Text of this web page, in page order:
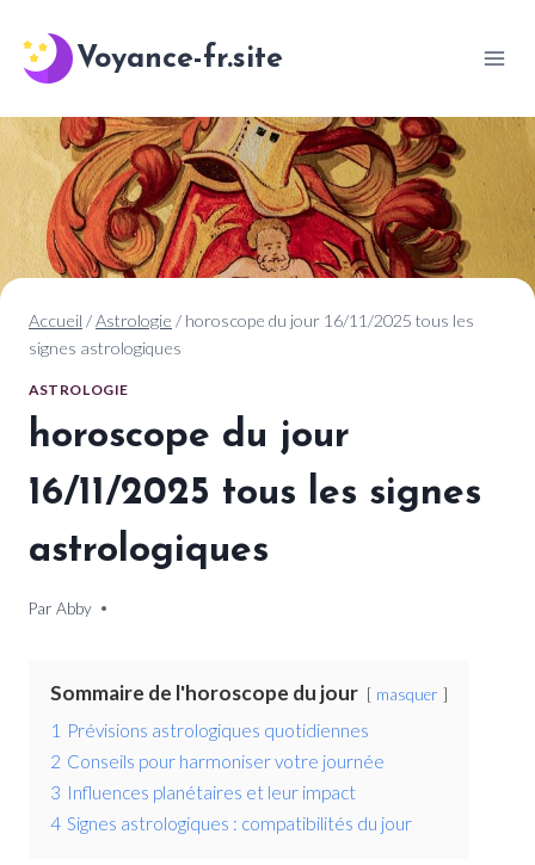
contenu
Voyance-fr.site
Accueil /Astrologie / horoscope du jour 16/11/2025 tous les
signes astrologiques
ASTROLOGIE
horoscope du jour
16/11/2025 tous les signes
astrologiques
Par Abby
16 novembre 2025
Sommaire de l'horoscope du jour masquer
1 Prévisions astrologiques quotidiennes
2 Conseils pour harmoniser votre journée
3 Influences planétaires et leur impact
4 Signes astrologiques : compatibilités du jour